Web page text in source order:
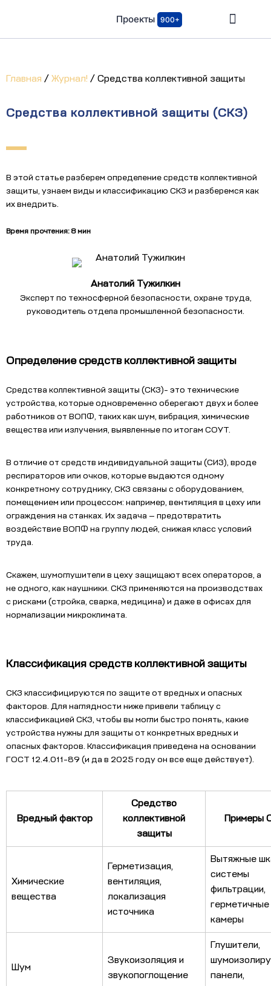
Проекты 900+
Главная / Журнал! / Средства коллективной защиты
Средства коллективной защиты (СКЗ)
В этой статье разберем определение средств коллективной
защиты, узнаем виды и классификацию СКЗ и разберемся как
их внедрить.
Время прочтения: 8 мин
Анатолий Тужилкин
Эксперт по техносферной безопасности, охране труда,
руководитель отдела промышленной безопасности.
Определение средств коллективной защиты
Средства коллективной защиты (СКЗ)- это технические
устройства, которые одновременно оберегают двух и более
работников от ВОПФ, таких как шум, вибрация, химические
вещества или излучения, выявленные по итогам СОУТ.
В отличие от средств индивидуальной защиты (СИЗ), вроде
респираторов или очков, которые выдаются одному
конкретному сотруднику, СКЗ связаны с оборудованием,
помещением или процессом: например, вентиляция в цеху или
ограждения на станках. Их задача — предотвратить
воздействие ВОПФ на группу людей, снижая класс условий
труда.
Скажем, шумоглушители в цеху защищают всех операторов, а
не одного, как наушники. СКЗ применяются на производствах
с рисками (стройка, сварка, медицина) и даже в офисах для
нормализации микроклимата.
Классификация средств коллективной защиты
СКЗ классифицируются по защите от вредных и опасных
факторов. Для наглядности ниже привели таблицу с
классификацией СКЗ, чтобы вы могли быстро понять, какие
устройства нужны для защиты от конкретных вредных и
опасных факторов. Классификация приведена на основании
ГОСТ 12.4.011-89 (и да в 2025 году он все еще действует).
Вредный фактор
Средство
коллективной
защиты
Примеры
Химические
вещества
Герметизация,
вентиляция,
локализация
источника
Вытяжные
системы
фильтрации,
герметичные
камеры
Шум
Звукоизоляция и
звукопоглощение
Глушители,
панели,